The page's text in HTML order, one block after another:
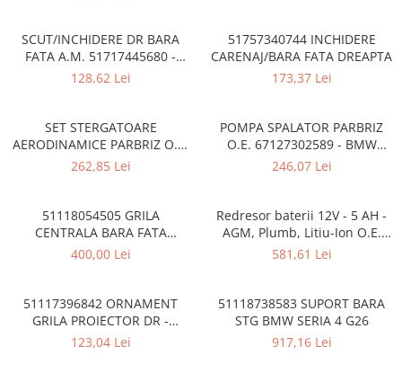
Usa fată
Usa spate
SCUT/INCHIDERE DR BARA
FATA A.M. 51717445680 -
BMW X3 (G01)
128,62 Lei
51757340744 INCHIDERE
CARENAJ/BARA FATA DREAPTA
173,37 Lei
SET STERGATOARE
AERODINAMICE PARBRIZ O.E.
61615A43585 - BMW Seria 3
262,85 Lei
POMPA SPALATOR PARBRIZ
O.E. 67127302589 - BMW
Seria 1 E81 E82 E87 E88 F20
F31 F34 F80 M3, Seria 4 F32
F33 F36 F82 F83 M4, Seria 5
E60 E61 G30,
246,07 Lei
51118054505 GRILA
CENTRALA BARA FATA
ACC/DISTRONIC BMW
400,00 Lei
Redresor baterii 12V - 5 AH -
AGM, Plumb, Litiu-Ion O.E.
61432408592
581,61 Lei
51117396842 ORNAMENT
GRILA PROIECTOR DR -
LUXURY LINE BMW SERIA 3
123,04 Lei
51118738583 SUPORT BARA
STG BMW SERIA 4 G26
917,16 Lei